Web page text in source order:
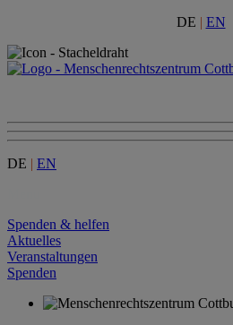
DE | EN
DE | EN
Spenden & helfen
Aktuelles
Veranstaltungen
Spenden